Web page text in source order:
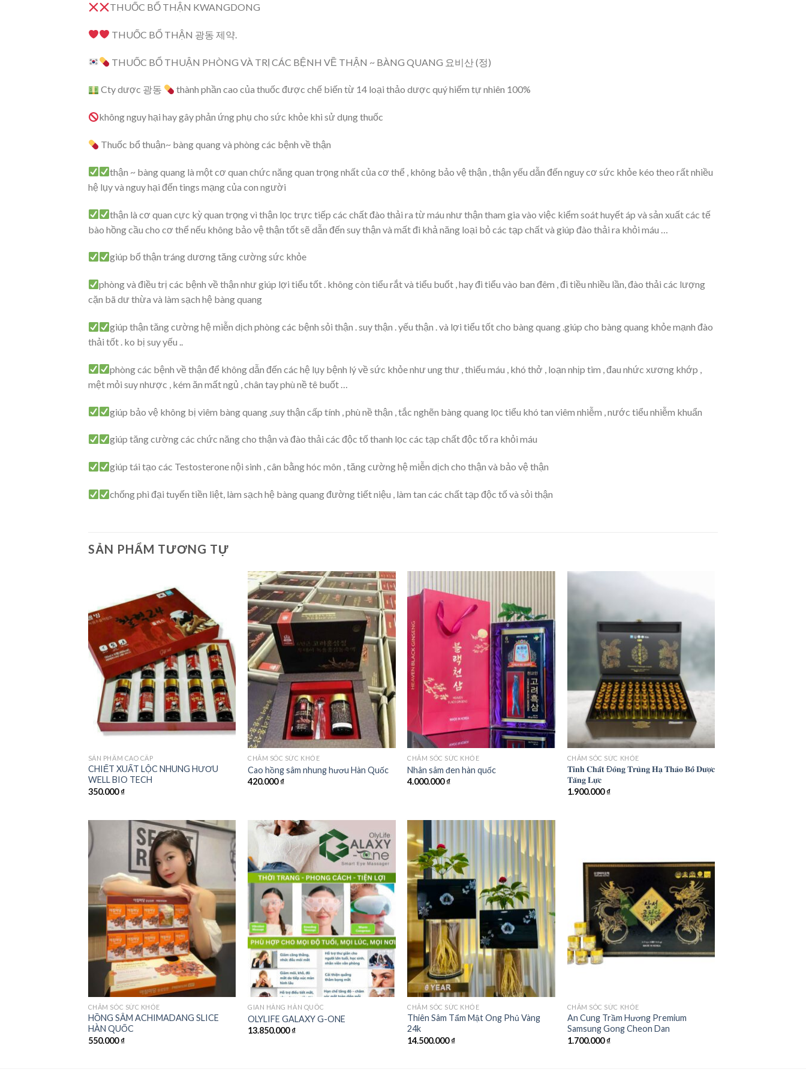
THUỐC BỔ THẬN KWANGDONG
THUỐC BỔ THẬN 광동 제약.
THUỐC BỔ THUẬN PHÒNG VÀ TRỊ CÁC BỆNH VỀ THẬN ~ BÀNG QUANG 요비산 (정)
Cty dược 광동 thành phần cao của thuốc được chế biến từ 14 loại thảo dược quý hiếm tự nhiên 100%
không nguy hại hay gây phản ứng phụ cho sức khỏe khi sử dụng thuốc
Thuốc bổ thuận~ bàng quang và phòng các bệnh về thận
thận ~ bàng quang là một cơ quan chức năng quan trọng nhất của cơ thể , không bảo vệ thận , thận yếu dẫn đến nguy cơ sức khỏe kéo theo rất nhiều
hệ lụy và nguy hại đến tings mạng của con người
thận là cơ quan cực kỳ quan trọng vì thận lọc trực tiếp các chất đào thải ra từ máu như thận tham gia vào việc kiểm soát huyết áp và sản xuất các tế
bào hồng cầu cho cơ thể nếu không bảo vệ thận tốt sẽ dẫn đến suy thận và mất đi khả năng loại bỏ các tạp chất và giúp đào thải ra khỏi máu …
giúp bổ thận tráng dương tăng cường sức khỏe
phòng và điều trị các bệnh về thận như giúp lợi tiểu tốt . không còn tiểu rắt và tiểu buốt , hay đi tiểu vào ban đêm , đi tiều nhiều lần, đào thải các lượng
cặn bã dư thừa và làm sạch hệ bàng quang
giúp thận tăng cường hệ miễn dịch phòng các bệnh sỏi thận . suy thận . yếu thận . và lợi tiểu tốt cho bàng quang .giúp cho bàng quang khỏe mạnh đào
thải tốt . ko bị suy yếu ..
phòng các bệnh về thận để không dẫn đến các hệ lụy bệnh lý về sức khỏe như ung thư , thiếu máu , khó thở , loạn nhịp tim , đau nhức xương khớp ,
mệt mỏi suy nhược , kém ăn mất ngủ , chân tay phù nề tê buốt …
giúp bảo vệ không bị viêm bàng quang ,suy thận cấp tính , phù nề thận , tắc nghẽn bàng quang lọc tiểu khó tan viêm nhiễm , nước tiểu nhiễm khuẩn
giúp tăng cường các chức năng cho thận và đào thải các độc tố thanh lọc các tạp chất độc tố ra khỏi máu
giúp tái tạo các Testosterone nội sinh , cân bằng hóc môn , tăng cường hệ miễn dịch cho thận và bảo vệ thận
chống phì đại tuyến tiền liệt, làm sạch hệ bàng quang đường tiết niệu , làm tan các chất tạp độc tố và sỏi thận
SẢN PHẨM TƯƠNG TỰ
Add to
wishlist
SẢN PHẨM CAO CẤP
CHIẾT XUẤT LỘC NHUNG HƯƠU
WELL BIO TECH
350.000₫
Add to
wishlist
CHĂM SÓC SỨC KHỎE
Cao hồng sâm nhung hươu Hàn Quốc
420.000₫
Add to
wishlist
CHĂM SÓC SỨC KHỎE
Nhân sâm đen hàn quốc
4.000.000₫
CHĂM SÓC SỨC KHỎE
𝐓𝐢𝐧𝐡 𝐂𝐡𝐚̂́𝐭 Đ𝐨̂𝐧𝐠 𝐓𝐫𝐮̀𝐧𝐠 𝐇𝐚̣ 𝐓𝐡𝐚̉𝐨 𝐁𝐨̂̉ 𝐃𝐮̛𝐨̛̣𝐜
𝐓𝐚̆𝐧𝐠 𝐋𝐮̛̣𝐜
1.900.000₫
CHĂM SÓC SỨC KHỎE
HỒNG SÂM ACHIMADANG SLICE
HÀN QUỐC
550.000₫
Add to
wishlist
GIAN HÀNG HÀN QUỐC
OLYLIFE GALAXY G-ONE
13.850.000₫
wishlist
CHĂM SÓC SỨC KHỎE
Thiên Sâm Tẩm Mật Ong Phủ Vàng
24k
14.500.000₫
Add to
wishlist
CHĂM SÓC SỨC KHỎE
An Cung Trầm Hương Premium
Samsung Gong Cheon Dan
1.700.000₫